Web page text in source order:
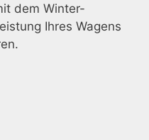
dem Winter-
Ihres Wagens